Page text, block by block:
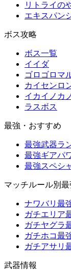
リトライの
エキスパン
ボス攻略
ボス一覧
イイダ
ゴロゴロマ
カイセンロ
イカイノカ
ラスボス
最強・おすすめ
最強武器ラ
最強ギアパ
最強スペシ
マッチルール別
ナワバリ最
ガチエリア
ガチヤグラ
ガチホコ最
ガチアサリ
武器情報